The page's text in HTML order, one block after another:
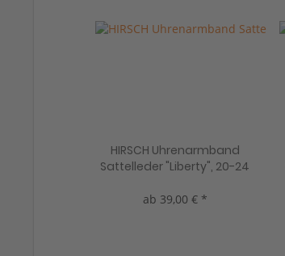
HIRSCH Uhrenarmband
Sattelleder "Liberty", 20-24
ab 39,00 € *